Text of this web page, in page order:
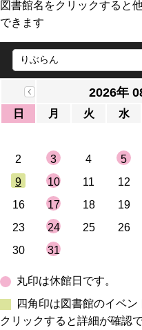
図書館名をクリックすると
できます
2026年
日 月 火 水
2
3 4 5
9
10 11 12
16
17 18 19
23
24 25 26
30
31
丸印は休館日です。
四角印は図書館のイベン
クリックすると詳細が確認で